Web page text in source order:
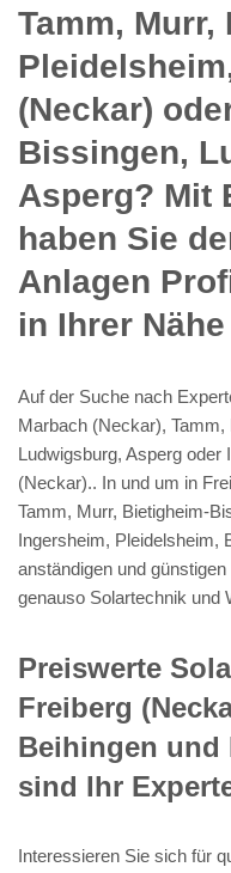
Tamm, Murr,
(Neckar)
Bissingen,
Asperg? Mit
haben Sie
Anlagen
in Ihrer
Auf der Suche nach
Marbach (Neckar),
Ludwigsburg, Asperg oder
(Neckar).. In und um in
Tamm, Murr, Bietigheim-
Ingersheim, Pleidelsheim,
anständigen und
genauso Solartechnik und
Preiswerte
Freiberg
Beihingen und
sind Ihr
Interessieren Sie sich für